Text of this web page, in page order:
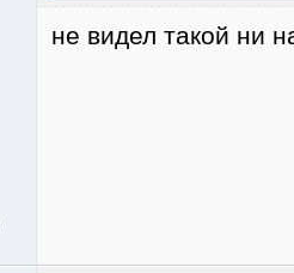
не видел такой ни